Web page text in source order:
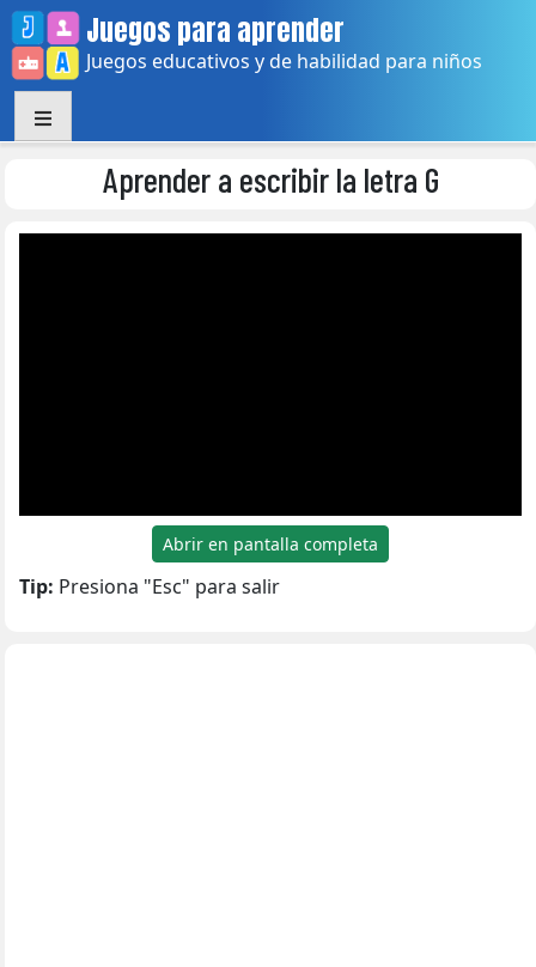
Skip
to
content
Juegos para aprender
Juegos educativos y de habilidad para niños
Aprender a escribir la letra G
Abrir en pantalla completa
Tip: Presiona "Esc" para salir